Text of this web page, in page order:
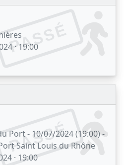
PASSÉ
· 19:00
PASSÉ
Port - 10/07/2024 (19:00) -
Saint Louis du Rhône
· 19:00